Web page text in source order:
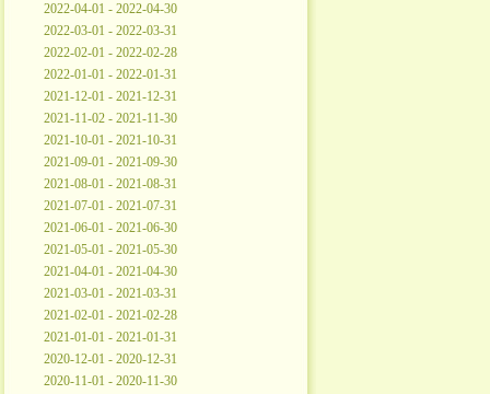
2022-04-01 - 2022-04-30
2022-03-01 - 2022-03-31
2022-02-01 - 2022-02-28
2022-01-01 - 2022-01-31
2021-12-01 - 2021-12-31
2021-11-02 - 2021-11-30
2021-10-01 - 2021-10-31
2021-09-01 - 2021-09-30
2021-08-01 - 2021-08-31
2021-07-01 - 2021-07-31
2021-06-01 - 2021-06-30
2021-05-01 - 2021-05-30
2021-04-01 - 2021-04-30
2021-03-01 - 2021-03-31
2021-02-01 - 2021-02-28
2021-01-01 - 2021-01-31
2020-12-01 - 2020-12-31
2020-11-01 - 2020-11-30